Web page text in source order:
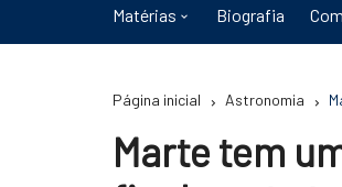
Matérias
Energia
Biografia
Página inicial Astronomia
Marte tem